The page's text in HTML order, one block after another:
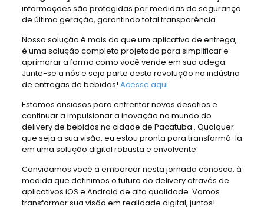
informações são protegidas por medidas de segurança
de última geração, garantindo total transparência.
Nossa solução é mais do que um aplicativo de entrega,
é uma solução completa projetada para simplificar e
aprimorar a forma como você vende em sua adega.
Junte-se a nós e seja parte desta revolução na indústria
de entregas de bebidas! Acesse aqui.
Estamos ansiosos para enfrentar novos desafios e
continuar a impulsionar a inovação no mundo do
delivery de bebidas na cidade de Pacatuba . Qualquer
que seja a sua visão, eu estou pronta para transformá-la
em uma solução digital robusta e envolvente.
Convidamos você a embarcar nesta jornada conosco, à
medida que definimos o futuro do delivery através de
aplicativos iOS e Android de alta qualidade. Vamos
transformar sua visão em realidade digital, juntos!